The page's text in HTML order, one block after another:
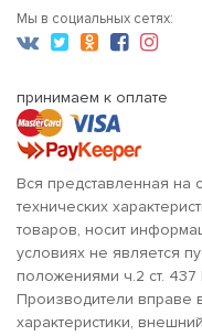
Мы в социальных сетях:
принимаем к оплате
Вся представленная на
технических
товаров, носит
условиях не является
положениями ч.2 ст.
Производители вправе
характеристики,